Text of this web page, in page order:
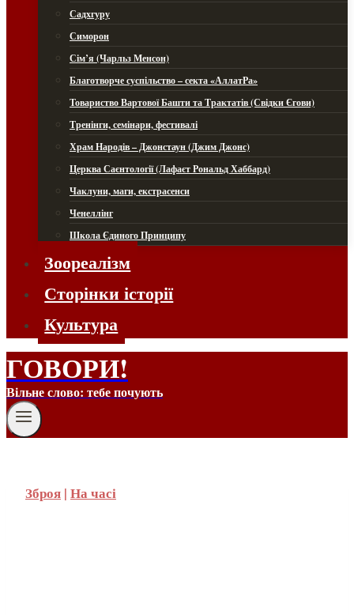
Садхгуру
Симорон
Сім’я (Чарльз Менсон)
Благотворче суспільство – секта «АллатРа»
Товариство Вартової Башти та Трактатів (Свідки Єгови)
Тренінги, семінари, фестивалі
Храм Народів – Джонстаун (Джим Джонс)
Церква Саєнтології (Лафаєт Рональд Хаббард)
Чаклуни, маги, екстрасенси
Ченеллінг
Школа Єдиного Принципу
Зоореалізм
Сторінки історії
Культура
ГОВОРИ!
Вільне слово: тебе почують
Зброя | На часі